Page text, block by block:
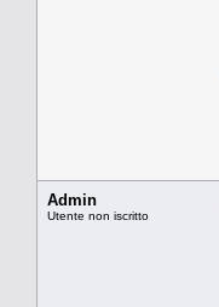
Admin
Utente non iscritto